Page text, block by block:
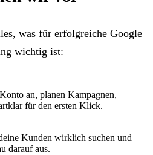
was für erfolgreiche Google
wichtig ist:
an, planen Kampagnen,
für den ersten Klick.
Kunden wirklich suchen und
darauf aus.